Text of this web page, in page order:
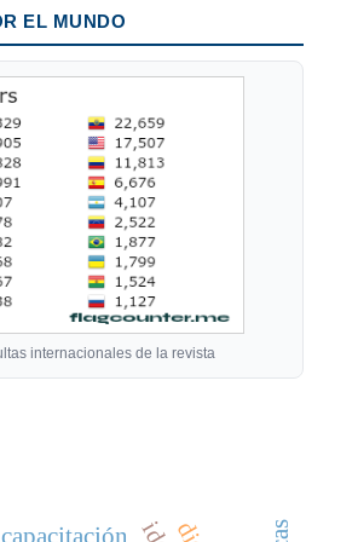
EL MUNDO
internacionales de la revista
capacitación